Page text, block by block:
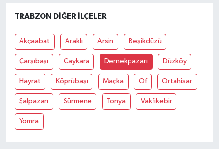
TRABZON DIĞER İLÇELER
Akçaabat Araklı Arsin Beşikdüzü
Çarşıbaşı Çaykara Dernekpazarı Düzköy
Hayrat Köprübaşı Maçka Of Ortahisar
Şalpazarı Sürmene Tonya Vakfıkebir
Yomra